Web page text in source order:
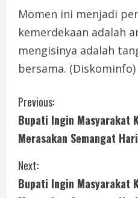
Momen ini menjadi
kemerdekaan adalah
mengisinya adalah
bersama. (Diskominfo)
C
o
n
t
Previous:
Bupati Ingin Masyarakat
Merasakan Semangat
Next:
Bupati Ingin Masyarakat